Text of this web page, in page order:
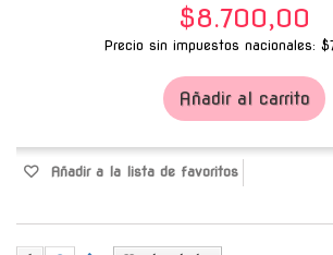
$8.700,00
Precio sin impuestos nacionales:
Añadir al carrito
Añadir a la lista de favoritos